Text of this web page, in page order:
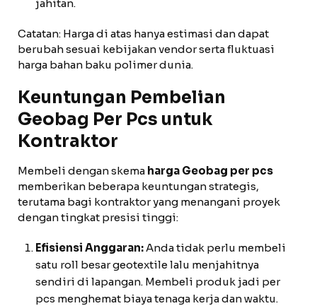
jahitan.
Catatan: Harga di atas hanya estimasi dan dapat
berubah sesuai kebijakan vendor serta fluktuasi
harga bahan baku polimer dunia.
Keuntungan Pembelian
Geobag Per Pcs untuk
Kontraktor
Membeli dengan skema harga Geobag per pcs
memberikan beberapa keuntungan strategis,
terutama bagi kontraktor yang menangani proyek
dengan tingkat presisi tinggi:
Efisiensi Anggaran:Anda tidak perlu membeli
satu roll besar geotextile lalu menjahitnya
sendiri di lapangan. Membeli produk jadi per
pcs menghemat biaya tenaga kerja dan waktu.